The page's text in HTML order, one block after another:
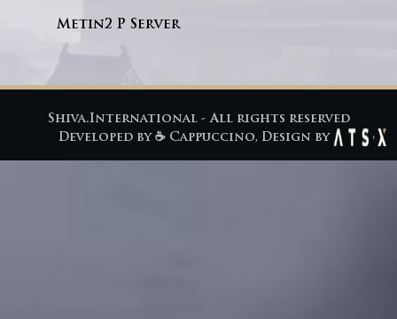
Metin2 P Server
Shiva.International - All rights reserved
Developed by ☕ Cappuccino, Design by